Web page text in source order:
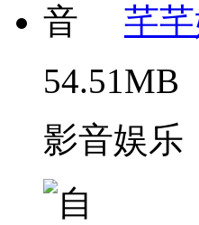
芊
54.51MB
影音娱乐